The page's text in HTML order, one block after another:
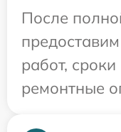
После
работ,
ремонтные